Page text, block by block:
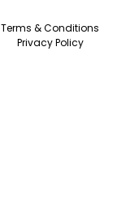
Terms & Conditions
Privacy Policy